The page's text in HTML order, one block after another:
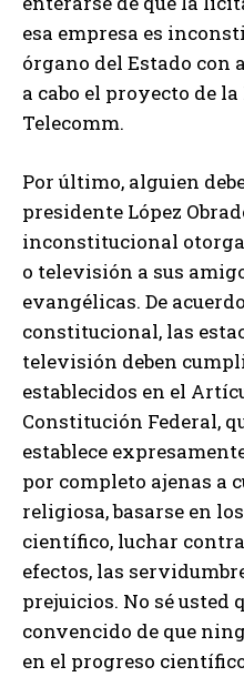
esa empresa es
órgano del Estado
a cabo el proyecto de
Telecomm.
Por último, alguien
presidente López
inconstitucional
o televisión a sus
evangélicas. De
constitucional, las
televisión deben
establecidos en el
Constitución Federal,
establece
por completo ajenas a
religiosa, basarse en
científico, luchar
efectos, las
prejuicios. No sé usted
convencido de que
en el progreso